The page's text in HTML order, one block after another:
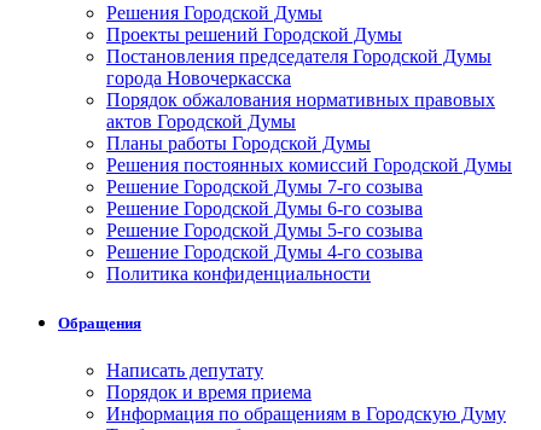
Решения Городской Думы
Проекты решений Городской Думы
Постановления председателя Городской Думы
города Новочеркасска
Порядок обжалования нормативных правовых
актов Городской Думы
Планы работы Городской Думы
Решения постоянных комиссий Городской Думы
Решение Городской Думы 7-го созыва
Решение Городской Думы 6-го созыва
Решение Городской Думы 5-го созыва
Решение Городской Думы 4-го созыва
Политика конфиденциальности
Обращения
Написать депутату
Порядок и время приема
Информация по обращениям в Городскую Думу